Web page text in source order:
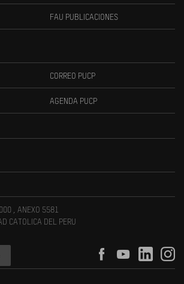
FAU PUBLICACIONES
CORREO PUCP
AGENDA PUCP
, ANEXO 5581
CATOLICA DEL PERU